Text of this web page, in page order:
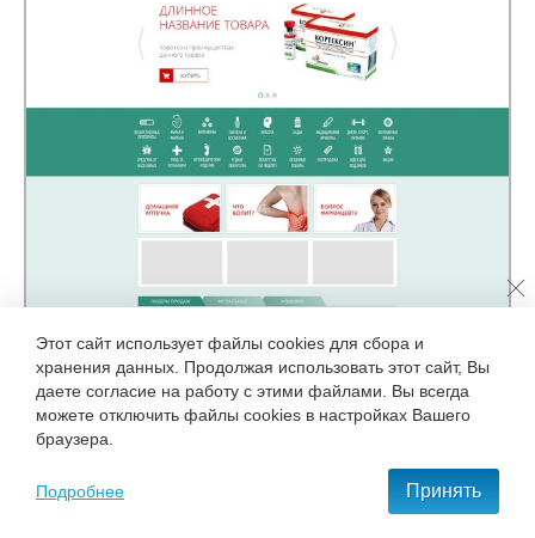
Этот сайт использует файлы cookies для сбора и
хранения данных. Продолжая использовать этот сайт, Вы
даете согласие на работу с этими файлами. Вы всегда
можете отключить файлы cookies в настройках Вашего
браузера.
Подробнее Принять